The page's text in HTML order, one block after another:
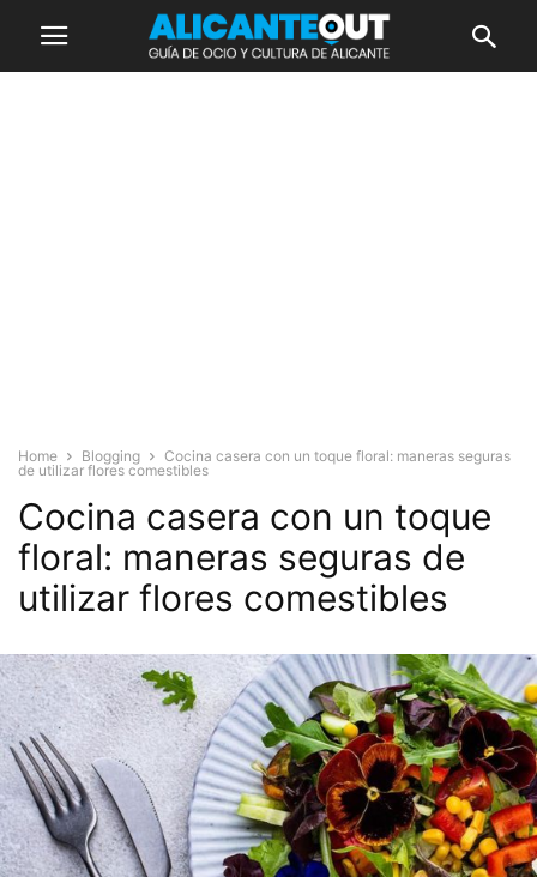
Home Blogging
Cocina casera con un toque floral: maneras seguras
de utilizar flores comestibles
Cocina casera con un toque
floral: maneras seguras de
utilizar flores comestibles